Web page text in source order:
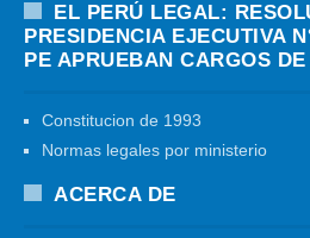
EL PERÚ LEGAL:
PRESIDENCIA EJECUTIVA
PE APRUEBAN CARGOS
Constitucion de 1993
Normas legales por ministerio
ACERCA DE